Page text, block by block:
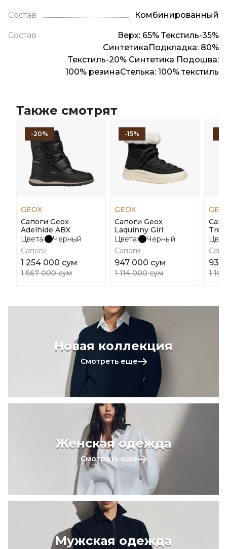
Состав Комбинированный
Состав
Верх: 65% Текстиль-35%
СинтетикаПодкладка: 80%
Текстиль-20% Синтетика Подошва:
100% резинаСтелька: 100% текстиль
Также смотрят
-20%
GEOX
Сапоги Geox
Adelhide ABX
Цвета:
Черный
Сапоги
1 254 000 сум
1 567 000 сум
-15%
GEOX
Сапоги Geox
Laquinny Girl
Цвета:
Черный
Сапоги
947 000 сум
1 114 000 сум
938
1
Новая коллекция
Смотреть еще
Женская одежда
Смотреть еще
Мужская одежда